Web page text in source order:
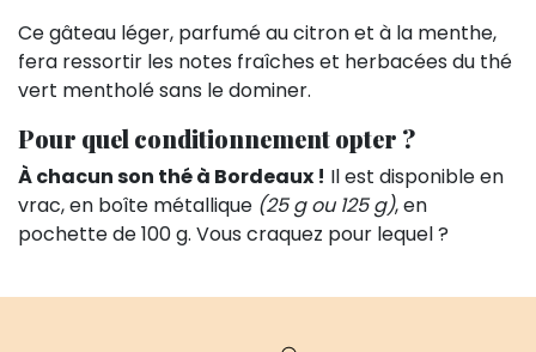
Ce gâteau léger, parfumé au citron et à la menthe,
fera ressortir les notes fraîches et herbacées du thé
vert mentholé sans le dominer.
Pour quel conditionnement opter ?
À chacun son thé à Bordeaux ! Il est disponible en
vrac, en boîte métallique (25 g ou 125 g), en
pochette de 100 g. Vous craquez pour lequel ?